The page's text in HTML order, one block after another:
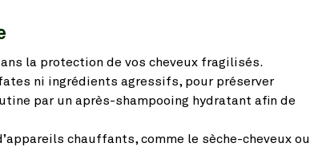
la protection de vos cheveux fragilisés.
ni ingrédients agressifs, pour préserver
par un après-shampooing hydratant afin de
chauffants, comme le sèche-cheveux ou